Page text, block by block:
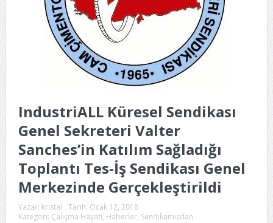
IndustriALL Küresel Sendikası
Genel Sekreteri Valter
Sanches’in Katılım Sağladığı
Toplantı Tes-İş Sendikası Genel
Merkezinde Gerçekleştirildi
Yazar: kristal Tarih: Ocak 12, 2018
Kategori: Çalışma Hayatı, Haberler, Sendikamızdan